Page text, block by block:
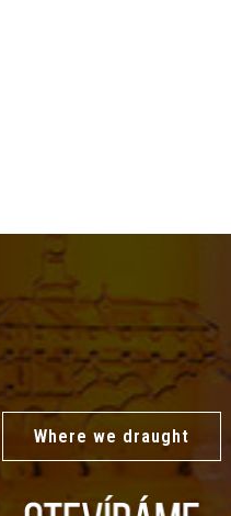
Where we draught